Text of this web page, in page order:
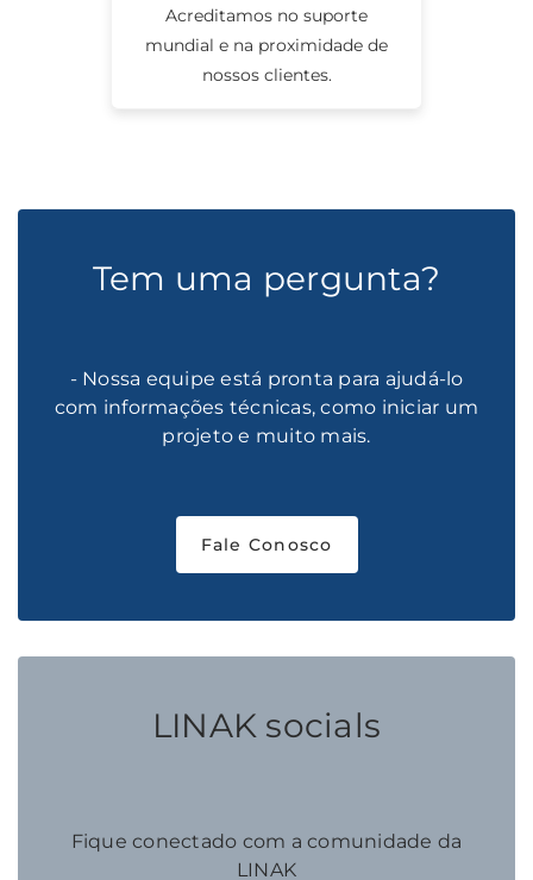
Acreditamos no suporte
mundial e na proximidade de
nossos clientes.
Tem uma pergunta?
- Nossa equipe está pronta para ajudá-lo
com informações técnicas, como iniciar um
projeto e muito mais.
Fale Conosco
LINAK socials
Fique conectado com a comunidade da
LINAK